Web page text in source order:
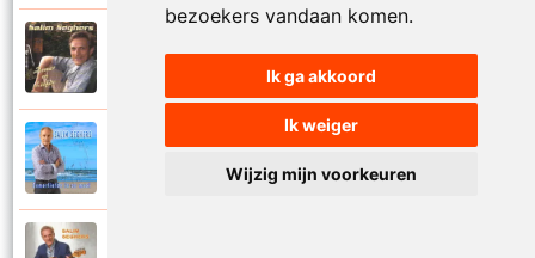
bezoekers vandaan komen.
Ik ga akkoord
Ik weiger
Wijzig mijn voorkeuren
2002
Salim Seghers
Zomerliefde is zo mooi